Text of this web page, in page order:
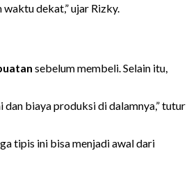
dekat,” ujar Rizky.
sebelum membeli. Selain itu,
dan biaya produksi di dalamnya,” tutur
tipis ini bisa menjadi awal dari